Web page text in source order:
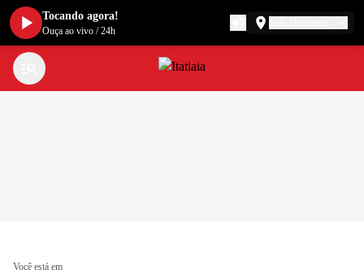
Você está em
Tocando agora!
Ouça ao vivo /24h